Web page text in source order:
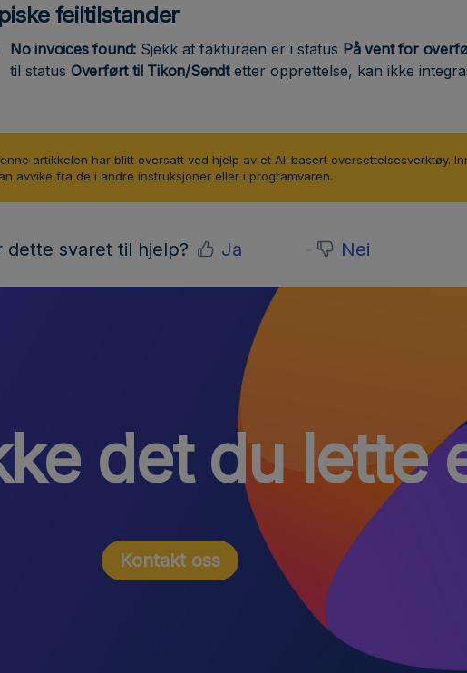
feiltilstander
No invoices found: Sjekk at fakturaen er i status På vent for
til status Overført til Tikon/Sendtetter opprettelse, kan ikke
artikkelen har blitt oversatt ved hjelp av et AI-basert oversettelsesverktøy.
avvike fra de i andre instruksjoner eller i programvaren.
dette svaret til hjelp? Ja Nei
det du lette
Kontakt oss